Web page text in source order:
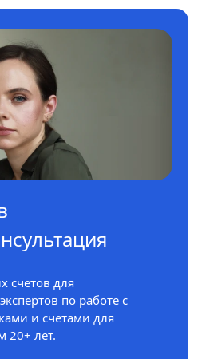
счетов для
по работе с
и счетами для
20+ лет.